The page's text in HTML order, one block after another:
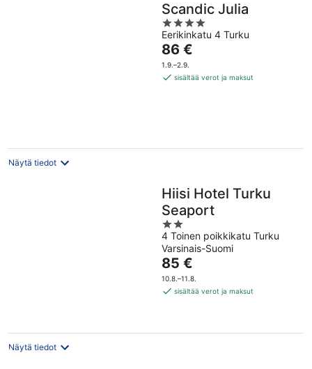
Scandic Julia
4
out
of
5
Eerikinkatu 4 Turku
Hinta
on
86 €
86 €
1.9.–2.9.
sisältää verot ja maksut
Näytä tiedot
Hiisi Hotel Turku
Seaport
2
out
of
5
4 Toinen poikkikatu Turku
Varsinais-Suomi
Hinta
on
85 €
85 €
10.8.–11.8.
sisältää verot ja maksut
Näytä tiedot